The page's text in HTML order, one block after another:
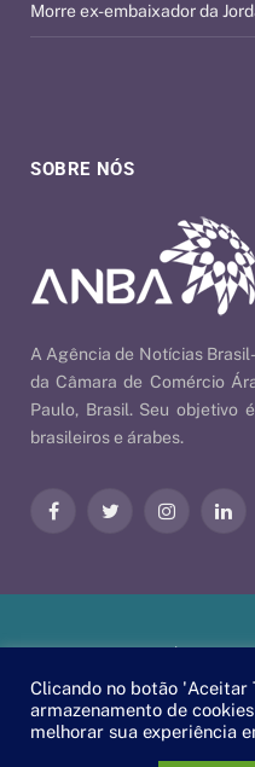
SOBRE NÓS
A Agência de Notícias
da Câmara de Comércio
Paulo, Brasil. Seu objetivo
brasileiros e árabes.
FacebookTwitter Instagram
Morre ex-embaixador da
Clicando no botão 'Aceitar
armazenamento de
melhorar sua experiência
PT